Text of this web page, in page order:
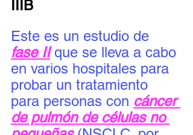
IIIB
Este es un estudio de
fase II que se lleva a cabo
en varios hospitales para
probar un tratamiento
para personas con cáncer
de pulmón de células no